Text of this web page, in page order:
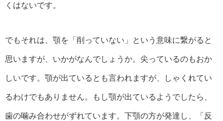
くはないです。
でもそれは、顎を「削っていない」という意味に繋がると
思いますが、いかがなんでしょうか。尖っているのもおか
しいです。顎が出ているとも言われますが、しゃくれてい
るわけでもありません。もし顎が出ているようでしたら、
歯の噛み合わせがずれています。下顎の方が発達し、「反